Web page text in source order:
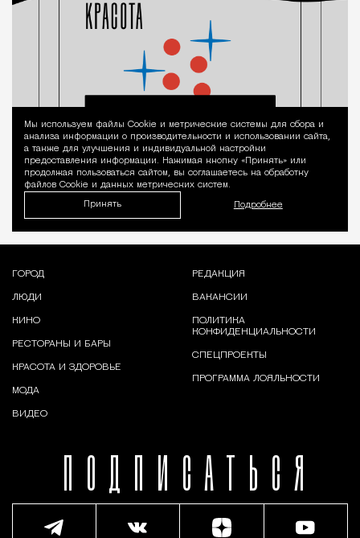
Уведомление
Мы используем файлы Сookie и метрические системы для сбора и
анализа информации о производительности и использовании сайта,
а также для улучшения и индивидуальной настройки
предоставления информации. Нажимая кнопку «Принять» или
продолжая пользоваться сайтом, вы соглашаетесь на обработку
файлов Cookie и данных метрических систем.
Принять Подробнее
ПОДПИСАТЬСЯ
ГОРОД
ЛЮДИ
КИНО
РЕСТОРАНЫ И БАРЫ
КРАСОТА И ЗДОРОВЬЕ
МОДА
ВИДЕО
РЕДАКЦИЯ
ВАКАНСИИ
ПОЛИТИКА
КОНФИДЕНЦИАЛЬНОСТИ
СПЕЦПРОЕКТЫ
ПРОГРАММА ЛОЯЛЬНОСТИ